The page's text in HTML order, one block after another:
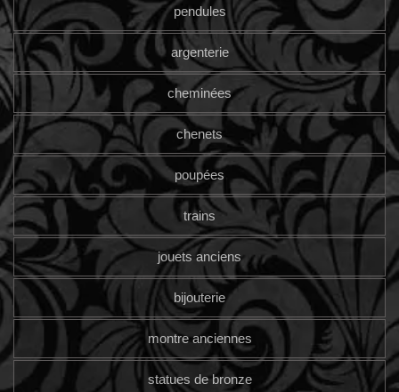
pendules
argenterie
cheminées
chenets
poupées
trains
jouets anciens
bijouterie
montre anciennes
statues de bronze